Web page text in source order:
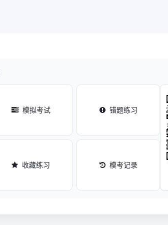
模拟考试 错题练习
收藏练习 模考记录